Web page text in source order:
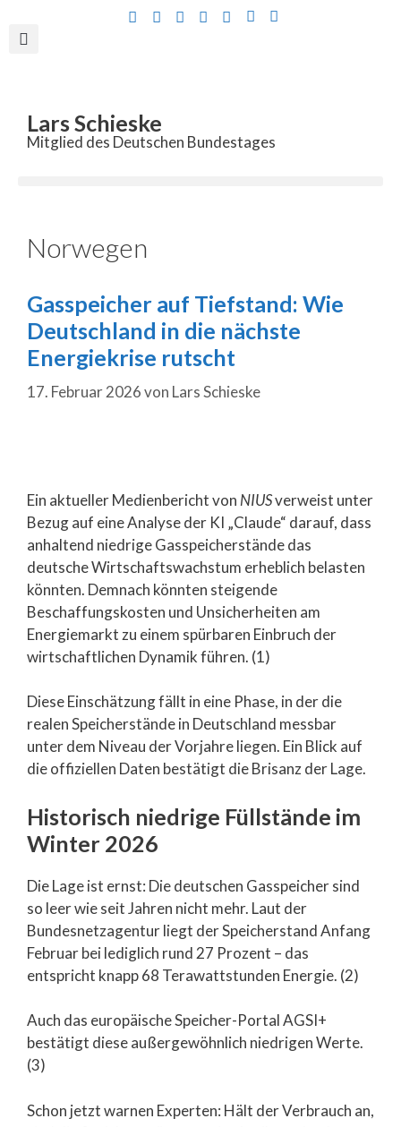
Lars Schieske
Mitglied des Deutschen Bundestages
Norwegen
Gasspeicher auf Tiefstand: Wie
Deutschland in die nächste
Energiekrise rutscht
17. Februar 2026von Lars Schieske
Ein aktueller Medienbericht von NIUSverweist unter
Bezug auf eine Analyse der KI „Claude“ darauf, dass
anhaltend niedrige Gasspeicherstände das
deutsche Wirtschaftswachstum erheblich belasten
könnten. Demnach könnten steigende
Beschaffungskosten und Unsicherheiten am
Energiemarkt zu einem spürbaren Einbruch der
wirtschaftlichen Dynamik führen. (1)
Diese Einschätzung fällt in eine Phase, in der die
realen Speicherstände in Deutschland messbar
unter dem Niveau der Vorjahre liegen. Ein Blick auf
die offiziellen Daten bestätigt die Brisanz der Lage.
Historisch niedrige Füllstände im
Winter 2026
Die Lage ist ernst: Die deutschen Gasspeicher sind
so leer wie seit Jahren nicht mehr. Laut der
Bundesnetzagentur liegt der Speicherstand Anfang
Februar bei lediglich rund 27 Prozent – das
entspricht knapp 68 Terawattstunden Energie. (2)
Auch das europäische Speicher-Portal AGSI+
bestätigt diese außergewöhnlich niedrigen Werte.
(3)
Schon jetzt warnen Experten: Hält der Verbrauch an,